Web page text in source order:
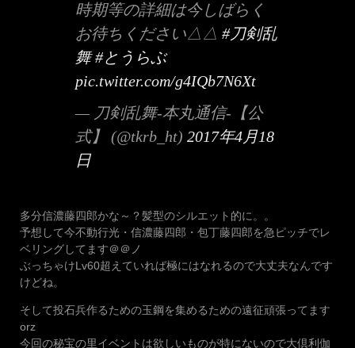
時期等の詳細は今しばらく
お待ちください△△ #刀剣乱
舞 #とうらぶ
pic.twitter.com/g4IQb7N6Xt
— 刀剣乱舞-本丸通信-【公
式】 (@tkrb_ht) 2017年4月18
日
多分信濃藤四郎かな～？髪型のシルエット的に。。
予想して今不動行光・信濃藤四郎・包丁藤四郎を急ピッチでレ
ベリングしてます＠＠ノ
ぶっちゃけLv60超えていれば極にはなれるので大丈夫なんです
けどね。
そして投石兵作るための玉鋼を集めるための遠征頑張ってます
orz
今回の秘宝の里イベントは欲しいものが特にないので大倶利伽